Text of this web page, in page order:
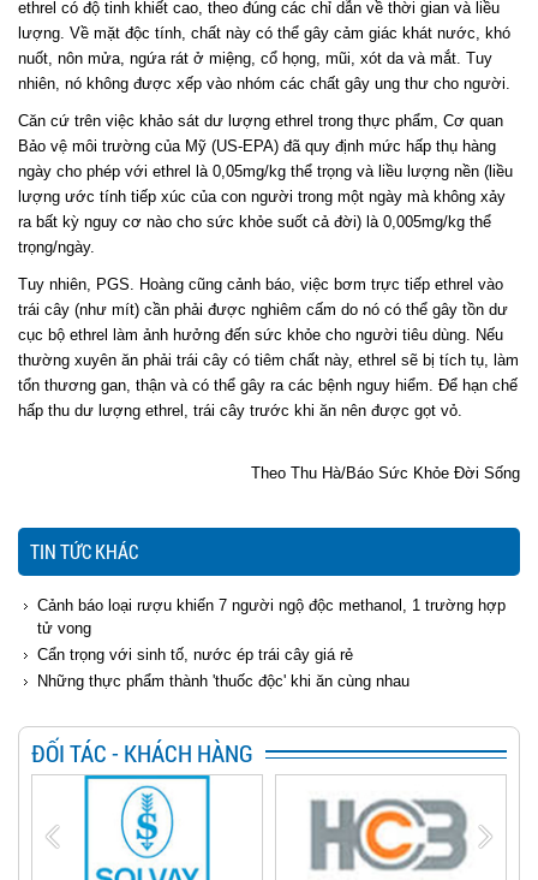
ethrel có độ tinh khiết cao, theo đúng các chỉ dẫn về thời gian và liều
lượng. Về mặt độc tính, chất này có thể gây cảm giác khát nước, khó
nuốt, nôn mửa, ngứa rát ở miệng, cổ họng, mũi, xót da và mắt. Tuy
nhiên, nó không được xếp vào nhóm các chất gây ung thư cho người.
Căn cứ trên việc khảo sát dư lượng ethrel trong thực phẩm, Cơ quan
Bảo vệ môi trường của Mỹ (US-EPA) đã quy định mức hấp thụ hàng
ngày cho phép với ethrel là 0,05mg/kg thể trọng và liều lượng nền (liều
lượng ước tính tiếp xúc của con người trong một ngày mà không xảy
ra bất kỳ nguy cơ nào cho sức khỏe suốt cả đời) là 0,005mg/kg thể
trọng/ngày.
Tuy nhiên, PGS. Hoàng cũng cảnh báo, việc bơm trực tiếp ethrel vào
trái cây (như mít) cần phải được nghiêm cấm do nó có thể gây tồn dư
cục bộ ethrel làm ảnh hưởng đến sức khỏe cho người tiêu dùng. Nếu
thường xuyên ăn phải trái cây có tiêm chất này, ethrel sẽ bị tích tụ, làm
tổn thương gan, thận và có thể gây ra các bệnh nguy hiểm. Để hạn chế
hấp thu dư lượng ethrel, trái cây trước khi ăn nên được gọt vỏ.
Theo Thu Hà/Báo Sức Khỏe Đời Sống
TIN TỨC KHÁC
Cảnh báo loại rượu khiến 7 người ngộ độc methanol, 1 trường hợp
tử vong
Cẩn trọng với sinh tố, nước ép trái cây giá rẻ
Những thực phẩm thành 'thuốc độc' khi ăn cùng nhau
ĐỐI TÁC - KHÁCH HÀNG